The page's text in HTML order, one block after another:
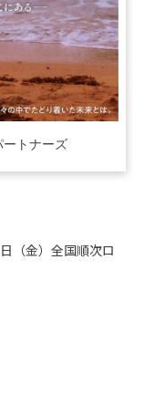
トナーズ
（金）全国順次ロ